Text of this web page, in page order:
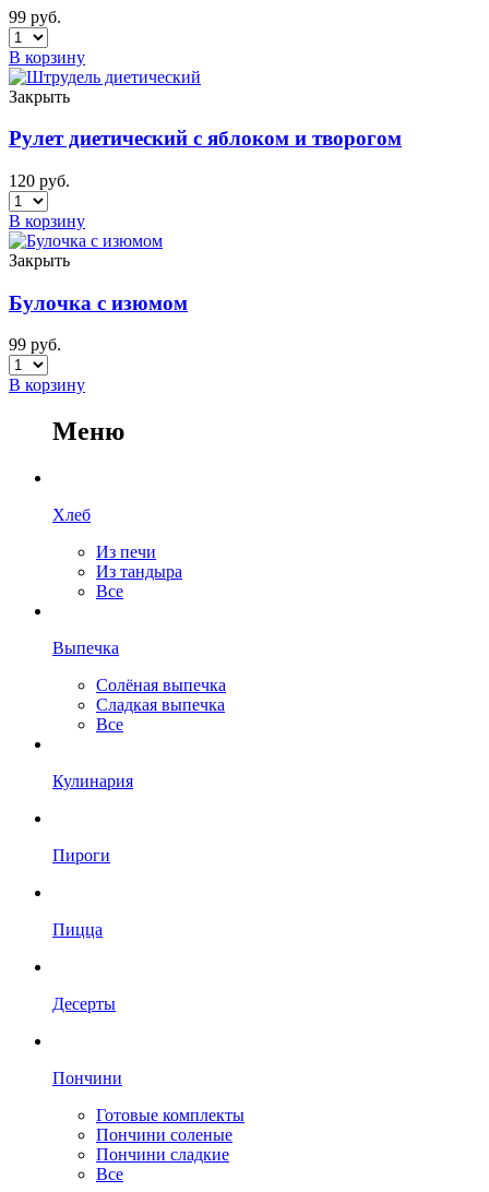
99 руб.
В корзину
Закрыть
Рулет диетический с яблоком и творогом
120 руб.
В корзину
Закрыть
Булочка с изюмом
99 руб.
В корзину
Меню
Хлеб
Из печи
Из тандыра
Все
Выпечка
Солёная выпечка
Сладкая выпечка
Все
Кулинария
Пироги
Пицца
Десерты
Пончини
Готовые комплекты
Пончини соленые
Пончини сладкие
Все